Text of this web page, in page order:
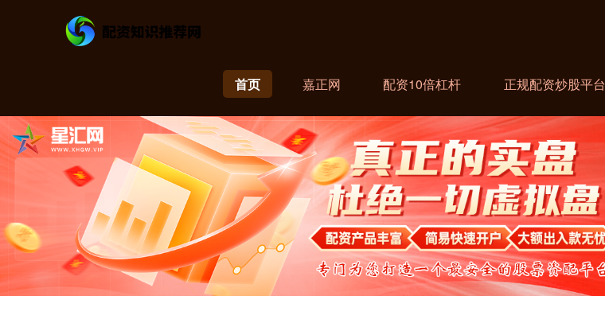
首页 嘉正网 配资10倍杠杆 正规配资炒股平台